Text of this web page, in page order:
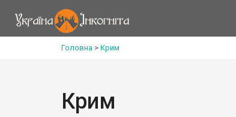
Головна > Крим
Крим